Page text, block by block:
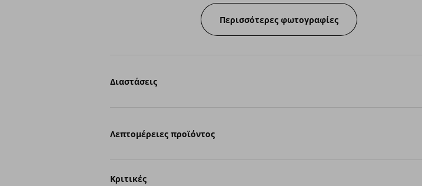
Περισσότερες φωτογραφίες
Διαστάσεις
Λεπτομέρειες προϊόντος
Κριτικές